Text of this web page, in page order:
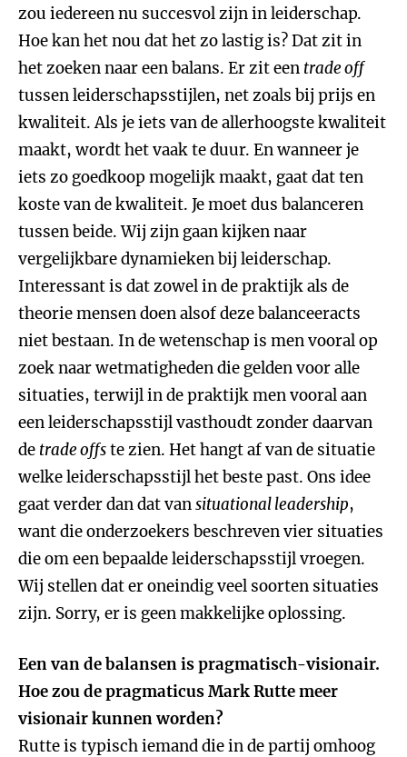
zou iedereen nu succesvol zijn in leiderschap.
Hoe kan het nou dat het zo lastig is? Dat zit in
het zoeken naar een balans. Er zit een trade off
tussen leiderschapsstijlen, net zoals bij prijs en
kwaliteit. Als je iets van de allerhoogste kwaliteit
maakt, wordt het vaak te duur. En wanneer je
iets zo goedkoop mogelijk maakt, gaat dat ten
koste van de kwaliteit. Je moet dus balanceren
tussen beide. Wij zijn gaan kijken naar
vergelijkbare dynamieken bij leiderschap.
Interessant is dat zowel in de praktijk als de
theorie mensen doen alsof deze balanceeracts
niet bestaan. In de wetenschap is men vooral op
zoek naar wetmatigheden die gelden voor alle
situaties, terwijl in de praktijk men vooral aan
een leiderschapsstijl vasthoudt zonder daarvan
de trade offste zien. Het hangt af van de situatie
welke leiderschapsstijl het beste past. Ons idee
gaat verder dan dat vansituational leadership,
want die onderzoekers beschreven vier situaties
die om een bepaalde leiderschapsstijl vroegen.
Wij stellen dat er oneindig veel soorten situaties
zijn. Sorry, er is geen makkelijke oplossing.
Een van de balansen is pragmatisch-visionair.
Hoe zou de pragmaticus Mark Rutte meer
visionair kunnen worden?
Rutte is typisch iemand die in de partij omhoog